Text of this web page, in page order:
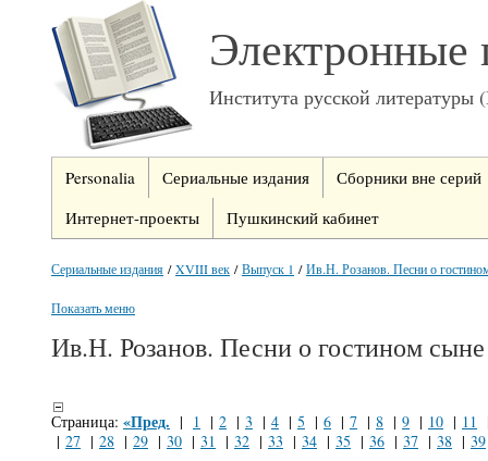
Электронные
Института русской
Personalia Сериальные издания
Сборники вне серий
Интернет-проекты
Пушкинский кабинет
Сериальные издания /XVIII век /Выпуск 1 /Ив.Н. Розанов. Песни о
Показать меню
Ив.Н. Розанов. Песни о гостином сыне
Страница: «Пред. | 1 | 2 | 3 | 4 | 5 | 6 | 7 | 8 | 9 | 10 | 11
| 27 | 28 | 29 | 30 | 31 | 32 | 33 | 34 | 35 | 36 | 37 | 38 | 39